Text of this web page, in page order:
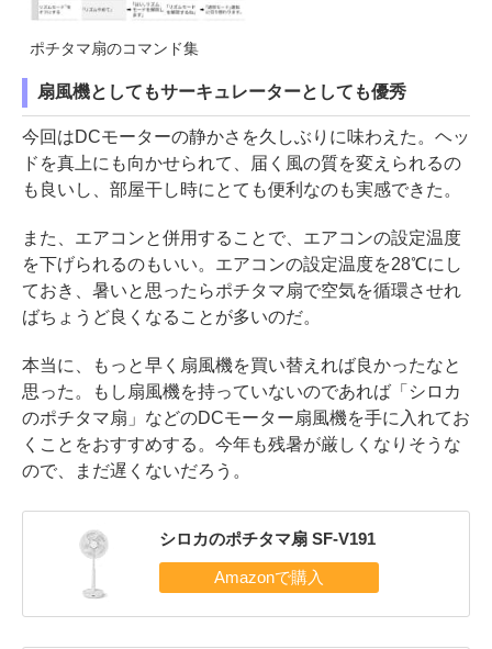
ポチタマ扇のコマンド集
扇風機としてもサーキュレーターとしても優秀
今回はDCモーターの静かさを久しぶりに味わえた。ヘッ
ドを真上にも向かせられて、届く風の質を変えられるの
も良いし、部屋干し時にとても便利なのも実感できた。
また、エアコンと併用することで、エアコンの設定温度
を下げられるのもいい。エアコンの設定温度を28℃にし
ておき、暑いと思ったらポチタマ扇で空気を循環させれ
ばちょうど良くなることが多いのだ。
本当に、もっと早く扇風機を買い替えれば良かったなと
思った。もし扇風機を持っていないのであれば「シロカ
のポチタマ扇」などのDCモーター扇風機を手に入れてお
くことをおすすめする。今年も残暑が厳しくなりそうな
ので、まだ遅くないだろう。
シロカのポチタマ扇 SF-V191